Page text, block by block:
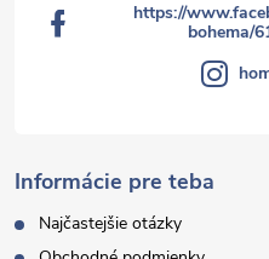
Informácie pre teba
Najčastejšie otázky
https://
bohema/